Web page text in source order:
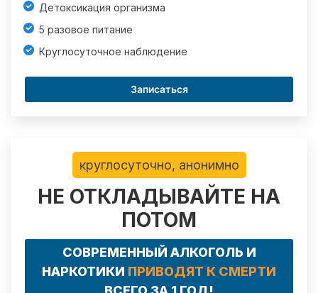
Детоксикация организма
5 разовое питание
Круглосуточное наблюдение
Записаться
круглосуточно, анонимно
НЕ ОТКЛАДЫВАЙТЕ НА
ПОТОМ
СОВРЕМЕННЫЙ АЛКОГОЛЬ И
НАРКОТИКИ ПРИВОДЯТ К СМЕРТИ